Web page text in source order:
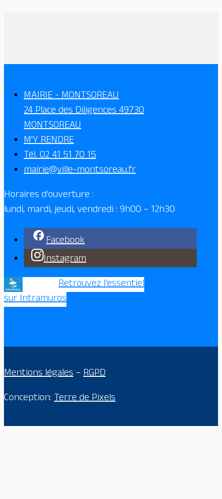
MAIRIE - MONTSOREAU
24 Place des Diligences 49730
MONTSOREAU
M'Y RENDRE
Tél. 02 41 51 70 15
mairie@ville-montsoreau.fr
Horaires d’ouverture :
lundi, mardi, jeudi, vendredi : 9h00 – 12h30
Facebook
Instagram
Retrouvez l’essentiel
sur Intramuros
Mentions légales – RGPD
Conception: Terre de Pixels